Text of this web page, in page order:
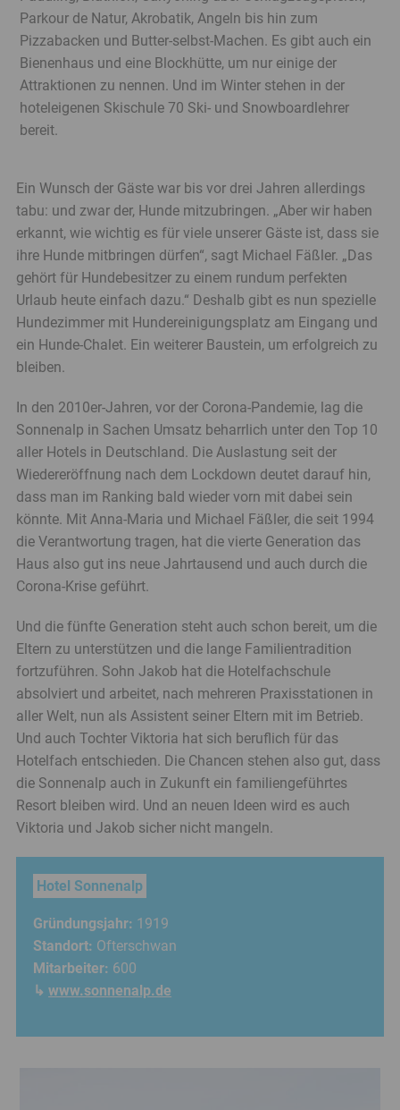
Parkour de Natur, Akrobatik, Angeln bis hin zum
Pizzabacken und Butter-selbst-Machen. Es gibt auch ein
Bienenhaus und eine Blockhütte, um nur einige der
Attraktionen zu nennen. Und im Winter stehen in der
hoteleigenen Skischule 70 Ski- und Snowboardlehrer
bereit.
Ein Wunsch der Gäste war bis vor drei Jahren allerdings
tabu: und zwar der, Hunde mitzubringen. „Aber wir haben
erkannt, wie wichtig es für viele unserer Gäste ist, dass sie
ihre Hunde mitbringen dürfen“, sagt Michael Fäßler. „Das
gehört für Hundebesitzer zu einem rundum perfekten
Urlaub heute einfach dazu.“ Deshalb gibt es nun spezielle
Hundezimmer mit Hundereinigungsplatz am Eingang und
ein Hunde-Chalet. Ein weiterer Baustein, um erfolgreich zu
bleiben.
In den 2010er-Jahren, vor der Corona-Pandemie, lag die
Sonnenalp in Sachen Umsatz beharrlich unter den Top 10
aller Hotels in Deutschland. Die Auslastung seit der
Wiedereröffnung nach dem Lockdown deutet darauf hin,
dass man im Ranking bald wieder vorn mit dabei sein
könnte. Mit Anna-Maria und Michael Fäßler, die seit 1994
die Verantwortung tragen, hat die vierte Generation das
Haus also gut ins neue Jahrtausend und auch durch die
Corona-Krise geführt.
Und die fünfte Generation steht auch schon bereit, um die
Eltern zu unterstützen und die lange Familientradition
fortzuführen. Sohn Jakob hat die Hotelfachschule
absolviert und arbeitet, nach mehreren Praxisstationen in
aller Welt, nun als Assistent seiner Eltern mit im Betrieb.
Und auch Tochter Viktoria hat sich beruflich für das
Hotelfach entschieden. Die Chancen stehen also gut, dass
die Sonnenalp auch in Zukunft ein familiengeführtes
Resort bleiben wird. Und an neuen Ideen wird es auch
Viktoria und Jakob sicher nicht mangeln.
Hotel Sonnenalp
Gründungsjahr: 1919
Standort: Ofterschwan
Mitarbeiter: 600
↳ www.sonnenalp.de